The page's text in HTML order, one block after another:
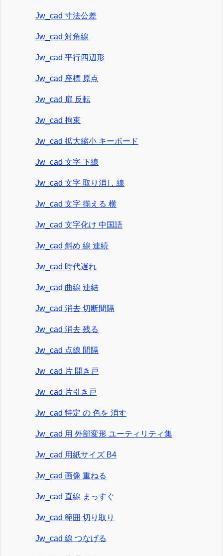
Jw_cad 寸法公差
Jw_cad 対角線
Jw_cad 平行四辺形
Jw_cad 座標 原点
Jw_cad 扉 反転
Jw_cad 拘束
Jw_cad 拡大縮小 キーボード
Jw_cad 文字 下線
Jw_cad 文字 取り消し 線
Jw_cad 文字 揃える 横
Jw_cad 文字化け 中国語
Jw_cad 斜め 線 連続
Jw_cad 時代遅れ
Jw_cad 曲線 連結
Jw_cad 消去 切断間隔
Jw_cad 消去 残る
Jw_cad 点線 間隔
Jw_cad 片 開き戸
Jw_cad 片引き戸
Jw_cad 特定 の 色を 消す
Jw_cad 用 外部変形 ユーティリティ集
Jw_cad 用紙サイズ B4
Jw_cad 画像 重ねる
Jw_cad 直線 まっすぐ
Jw_cad 範囲 切り取り
Jw_cad 線 つなげる